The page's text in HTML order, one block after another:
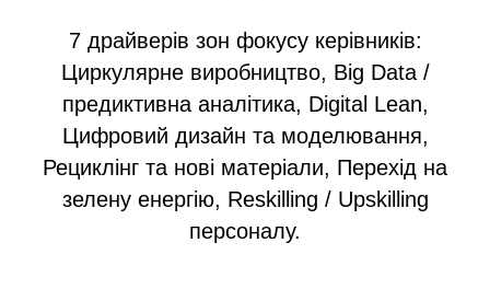
7 драйверів зон фокусу керівників:
Циркулярне виробництво, Big Data /
предиктивна аналітика, Digital Lean,
Цифровий дизайн та моделювання,
Рециклінг та нові матеріали, Перехід на
зелену енергію, Reskilling / Upskilling
персоналу.